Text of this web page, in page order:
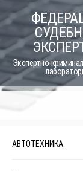
to
content
Экспертно-
АВТОТЕХНИКА